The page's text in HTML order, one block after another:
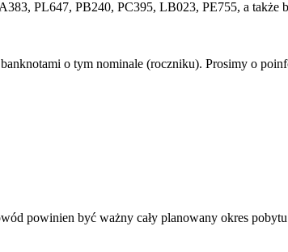
PL647, PB240, PC395, LB023, PE755, a
o tym nominale (roczniku). Prosimy o
powinien być ważny cały planowany okres